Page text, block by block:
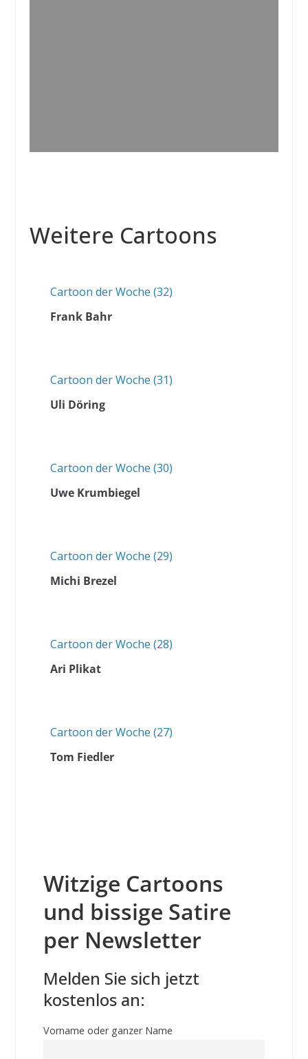
Weitere Cartoons
Cartoon der Woche (32)
Frank Bahr
Cartoon der Woche (31)
Uli Döring
Cartoon der Woche (30)
Uwe Krumbiegel
Cartoon der Woche (29)
Michi Brezel
Cartoon der Woche (28)
Ari Plikat
Cartoon der Woche (27)
Tom Fiedler
Witzige Cartoons
und bissige Satire
per Newsletter
Melden Sie sich jetzt
kostenlos an:
Vorname oder ganzer Name